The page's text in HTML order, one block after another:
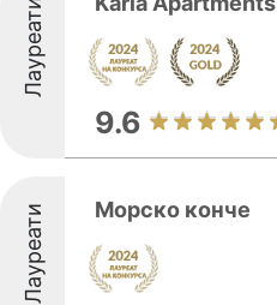
Лауреати
9.6
Лауреати Морско конче